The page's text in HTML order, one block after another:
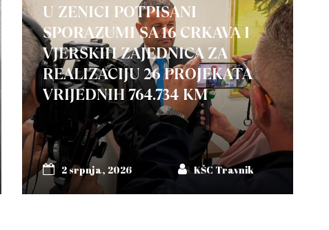
U ZENICI POTPISANI
SPORAZUMI SA 16 CRKAVA I
VJERSKIH ZAJEDNICA ZA
REALIZACIJU 26 PROJEKATA
VRIJEDNIH 764.734 KM
2 srpnja, 2026 KŠC Travnik